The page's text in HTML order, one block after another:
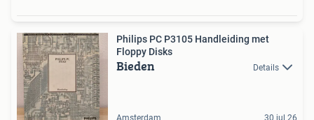
Philips PC P3105 Handleiding met
Floppy Disks
Bieden Details
Amsterdam 30 jul 26